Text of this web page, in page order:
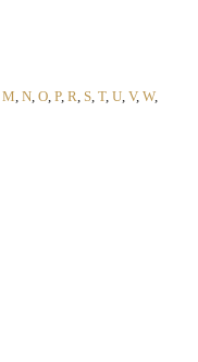
M N O P, R S T, U V, W,